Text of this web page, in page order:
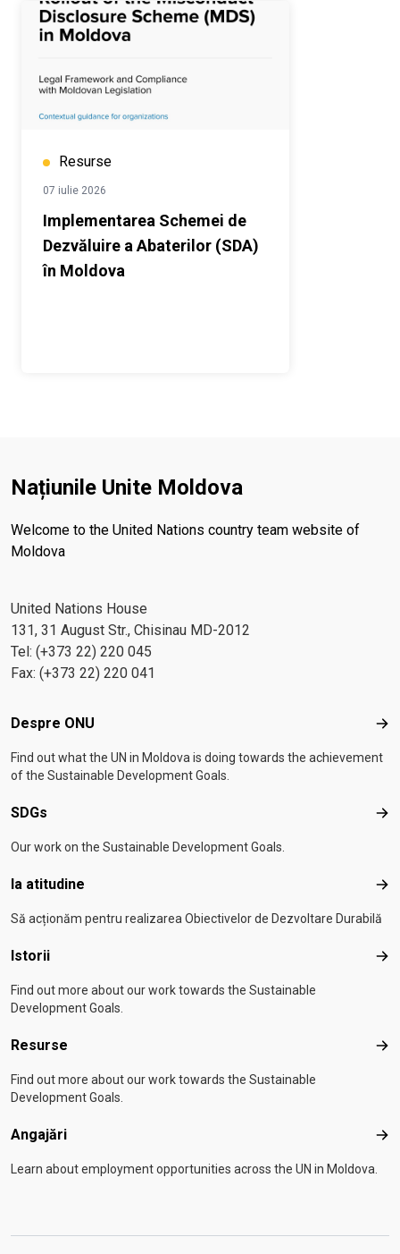
Resurse
07 iulie 2026
Implementarea Schemei de
Dezvăluire a Abaterilor (SDA)
în Moldova
Națiunile Unite Moldova
Welcome to the United Nations country team website of
Moldova
United Nations House
131, 31 August Str., Chisinau MD-2012
Tel: (+373 22) 220 045
Fax: (+373 22) 220 041
Footer menu
Despre ONU
Find out what the UN in Moldova is doing towards the achievement
of the Sustainable Development Goals.
SDGs
Our work on the Sustainable Development Goals.
Ia atitudine Ia
Să acționăm pentru realizarea Obiectivelor de Dezvoltare Durabilă
Istorii
Find out more about our work towards the Sustainable
Development Goals.
Resurse
Find out more about our work towards the Sustainable
Development Goals.
Angajări
Learn about employment opportunities across the UN in Moldova.